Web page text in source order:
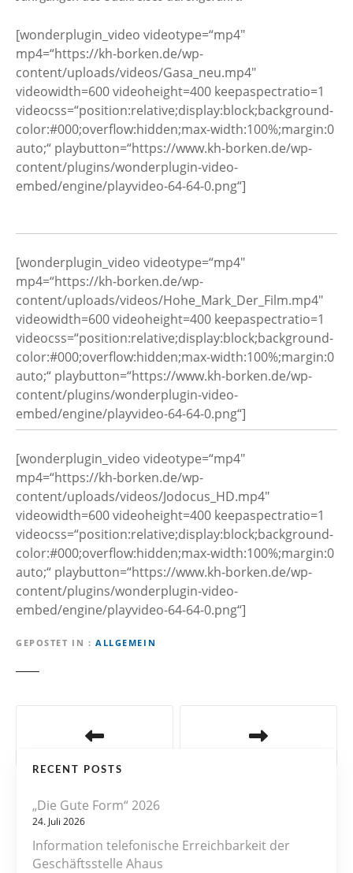
[wonderplugin_video videotype=“mp4″
mp4=“https://kh-borken.de/wp-
content/uploads/videos/Gasa_neu.mp4″
videowidth=600 videoheight=400 keepaspectratio=1
videocss=“position:relative;display:block;background-
color:#000;overflow:hidden;max-width:100%;margin:0
auto;“ playbutton=“https://www.kh-borken.de/wp-
content/plugins/wonderplugin-video-
embed/engine/playvideo-64-64-0.png“]
[wonderplugin_video videotype=“mp4″
mp4=“https://kh-borken.de/wp-
content/uploads/videos/Hohe_Mark_Der_Film.mp4″
videowidth=600 videoheight=400 keepaspectratio=1
videocss=“position:relative;display:block;background-
color:#000;overflow:hidden;max-width:100%;margin:0
auto;“ playbutton=“https://www.kh-borken.de/wp-
content/plugins/wonderplugin-video-
embed/engine/playvideo-64-64-0.png“]
[wonderplugin_video videotype=“mp4″
mp4=“https://kh-borken.de/wp-
content/uploads/videos/Jodocus_HD.mp4″
videowidth=600 videoheight=400 keepaspectratio=1
videocss=“position:relative;display:block;background-
color:#000;overflow:hidden;max-width:100%;margin:0
auto;“ playbutton=“https://www.kh-borken.de/wp-
content/plugins/wonderplugin-video-
embed/engine/playvideo-64-64-0.png“]
GEPOSTET IN ALLGEMEIN
RECENT POSTS
„Die Gute Form“ 2026
24. Juli 2026
Information telefonische Erreichbarkeit der
Geschäftsstelle Ahaus